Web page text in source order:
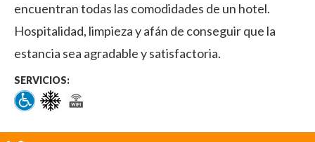
encuentran todas las comodidades de un hotel.
Hospitalidad, limpieza y afán de conseguir que la
estancia sea agradable y satisfactoria.
SERVICIOS: